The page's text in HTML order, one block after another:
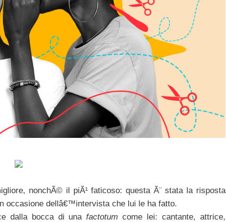
nonchÃ© il piÃ¹ faticoso: questa Ã¨ stata la risposta
occasione dellâ€™intervista che lui le ha fatto.
dalla bocca di unafactotum come lei: cantante, attrice,